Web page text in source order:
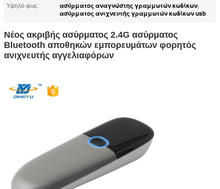
Υψηλό φως: ασύρματος αναγνώστης γραμμωτών κωδίκων,
ασύρματος ανιχνευτής γραμμωτών κωδίκων usb
Νέος ακριβής ασύρματος 2.4G ασύρματος
Bluetooth αποθηκών εμπορευμάτων φορητός
ανιχνευτής αγγελιαφόρων